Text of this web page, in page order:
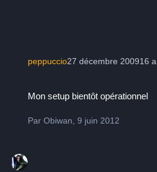
peppuccio27 décembre 200916 a
Mon setup bientôt opérationnel
ParObiwan ,9 juin 2012